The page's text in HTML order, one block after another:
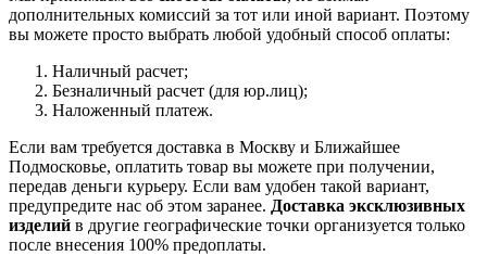
дополнительных комиссий за тот или иной вариант. Поэтому
вы можете просто выбрать любой удобный способ оплаты:
Наличный расчет;
Безналичный расчет (для юр.лиц);
Наложенный платеж.
Если вам требуется доставка в Москву и Ближайшее
Подмосковье, оплатить товар вы можете при получении,
передав деньги курьеру. Если вам удобен такой вариант,
предупредите нас об этом заранее. Доставка эксклюзивных
изделий в другие географические точки организуется только
после внесения 100% предоплаты.